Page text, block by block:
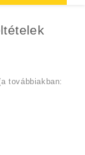
továbbiakban: